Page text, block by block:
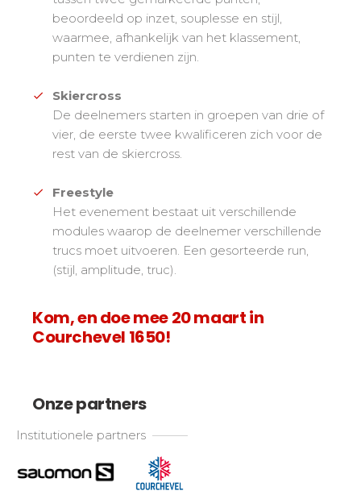
Veiligheid
Is voor ons een prioriteit!
Wedstrijden
beoordeeld op inzet, souplesse en stijl,
waarmee, afhankelijk van het klassement,
punten te verdienen zijn.
Skiercross
De deelnemers starten in groepen van drie of
vier, de eerste twee kwalificeren zich voor de
rest van de skiercross.
Freestyle
Het evenement bestaat uit verschillende
modules waarop de deelnemer verschillende
trucs moet uitvoeren. Een gesorteerde run,
(stijl, amplitude, truc).
Kom, en doe mee 20 maart in
Courchevel 1650!
Onze partners
Institutionele partners